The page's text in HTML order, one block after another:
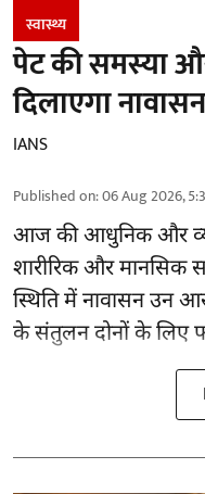
स्वास्थ्य
पेट की समस्या
दिलाएगा नावासन
IANS
Published on:06 Aug 2026,
आज की आधुनिक और
शारीरिक और मानसिक
स्थिति में नावासन उन
के संतुलन दोनों के लिए